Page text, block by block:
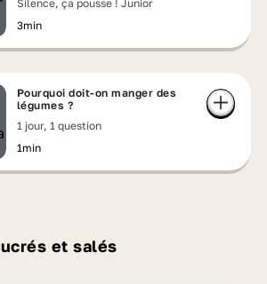
Silence, ça pousse ! Junior
3min
Pourquoi doit-on manger des
légumes ?
1 jour, 1 question
1min
et salés